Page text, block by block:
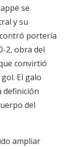
se
y su
portería
2, obra del
convirtió
El galo
definición
del
ampliar